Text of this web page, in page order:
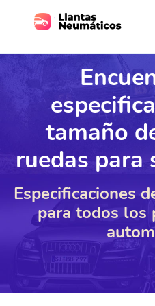
tamaño
ruedas
Especificaciones
para todos los